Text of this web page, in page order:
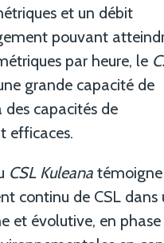
et un débit
pouvant
par heure, le
grande capacité de
capacités de
efficaces.
CSL Kuleana
continu de CSL dans
et évolutive, en phase